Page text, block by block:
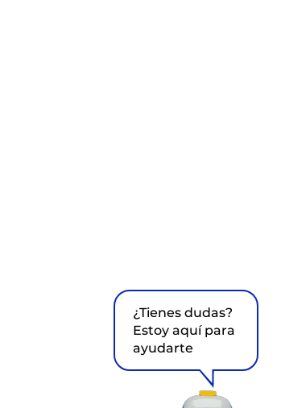
¿Tienes dudas?
Estoy aquí para
ayudarte